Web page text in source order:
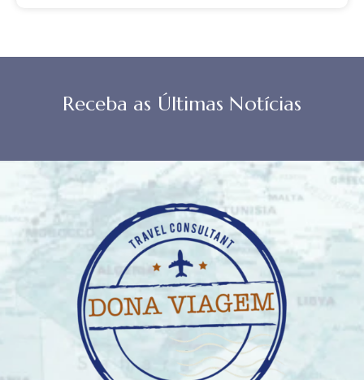
Receba as Últimas Notícias